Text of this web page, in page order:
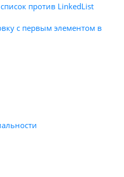
против LinkedList
с первым элементом в